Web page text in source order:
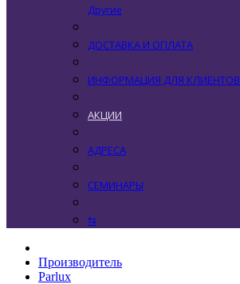
Другие
ДОСТАВКА И ОПЛАТА
ИНФОРМАЦИЯ ДЛЯ КЛИЕНТОВ
АКЦИИ
АДРЕСА
СЕМИНАРЫ
⇆
Производитель
Parlux